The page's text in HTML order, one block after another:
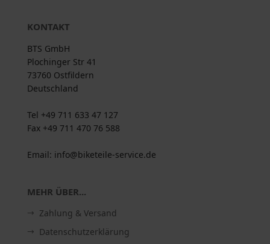
KONTAKT
BTS GmbH
Plochinger Str 41
73760 Ostfildern
Deutschland
Tel +49 711 633 47 127
Fax +49 711 470 76 588
Email: info@biketeile-service.de
MEHR ÜBER...
Zahlung & Versand
Datenschutzerklärung